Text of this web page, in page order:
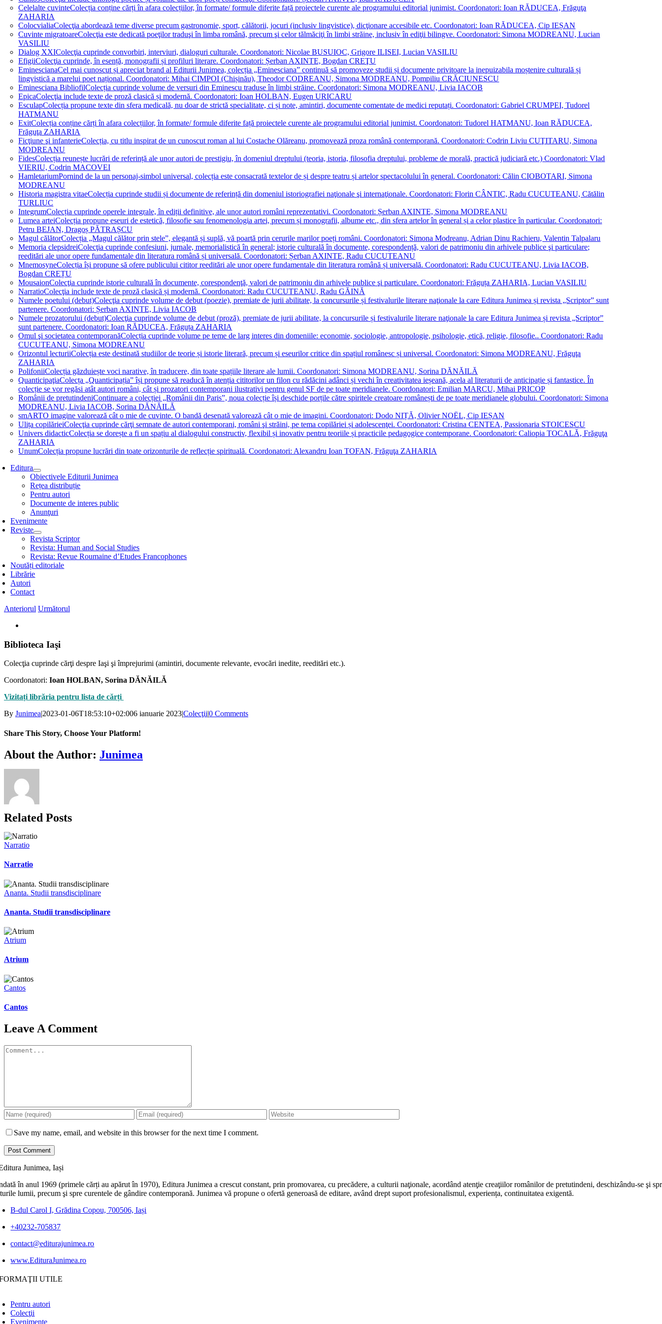
Celelalte cuvinteColecția conține cărți în afara colecțiilor, în formate/ formule diferite față proiectele curente ale programului editorial junimist. Coordonatori: Ioan RĂDUCEA, Frăguţa
ZAHARIA
ColocvialiaColecţia abordează teme diverse precum gastronomie, sport, călătorii, jocuri (inclusiv lingvistice), dicţionare accesibile etc. Coordonatori: Ioan RĂDUCEA, Cip IEȘAN
Cuvinte migratoareColecţia este dedicată poeţilor traduşi în limba română, precum şi celor tălmăciţi în limbi străine, inclusiv în ediţii bilingve. Coordonatori: Simona MODREANU, Lucian
VASILIU
Dialog XXIColecţia cuprinde convorbiri, interviuri, dialoguri culturale. Coordonatori: Nicolae BUSUIOC, Grigore ILISEI, Lucian VASILIU
EfigiiColecţia cuprinde, în esență, monografii și profiluri literare. Coordonatori: Șerban AXINTE, Bogdan CREŢU
EminescianaCel mai cunoscut și apreciat brand al Editurii Junimea, colecția „Eminesciana” continuă să promoveze studii și documente privitoare la inepuizabila moștenire culturală și
lingvistică a marelui poet național. Coordonatori: Mihai CIMPOI (Chișinău), Theodor CODREANU, Simona MODREANU, Pompiliu CRĂCIUNESCU
Eminesciana BibliofilColecția cuprinde volume de versuri din Eminescu traduse în limbi străine. Coordonatori: Simona MODREANU, Livia IACOB
EpicaColecţia include texte de proză clasică și modernă. Coordonatori: Ioan HOLBAN, Eugen URICARU
EsculapColecția propune texte din sfera medicală, nu doar de strictă specialitate, ci și note, amintiri, documente comentate de medici reputați. Coordonatori: Gabriel CRUMPEI, Tudorel
HATMANU
ExitColecția conține cărți în afara colecțiilor, în formate/ formule diferite față proiectele curente ale programului editorial junimist. Coordonatori: Tudorel HATMANU, Ioan RĂDUCEA,
Frăguţa ZAHARIA
Ficţiune şi infanterieColecția, cu titlu inspirat de un cunoscut roman al lui Costache Olăreanu, promovează proza română contemporană. Coordonatori: Codrin Liviu CUŢITARU, Simona
MODREANU
FidesColecția reunește lucrări de referință ale unor autori de prestigiu, în domeniul dreptului (teoria, istoria, filosofia dreptului, probleme de morală, practică judiciară etc.) Coordonatori: Vlad
VIERIU, Codrin MACOVEI
HamletariumPornind de la un personaj-simbol universal, colecția este consacrată textelor de și despre teatru și artelor spectacolului în general. Coordonatori: Călin CIOBOTARI, Simona
MODREANU
Historia magistra vitaeColecția cuprinde studii și documente de referință din domeniul istoriografiei naţionale şi internaţionale. Coordonatori: Florin CÂNTIC, Radu CUCUTEANU, Cătălin
TURLIUC
IntegrumColecția cuprinde operele integrale, în ediții definitive, ale unor autori români reprezentativi. Coordonatori: Șerban AXINTE, Simona MODREANU
Lumea arteiColecția propune eseuri de estetică, filosofie sau fenomenologia artei, precum și monografii, albume etc., din sfera artelor în general și a celor plastice în particular. Coordonatori:
Petru BEJAN, Dragoș PĂTRAȘCU
Magul călătorColecția „Magul călător prin stele”, elegantă și suplă, vă poartă prin cerurile marilor poeți români. Coordonatori: Simona Modreanu, Adrian Dinu Rachieru, Valentin Talpalaru
Memoria clepsidreiColecţia cuprinde confesiuni, jurnale, memorialistică în general; istorie culturală în documente, corespondență, valori de patrimoniu din arhivele publice şi particulare;
reeditări ale unor opere fundamentale din literatura română și universală. Coordonatori: Șerban AXINTE, Radu CUCUTEANU
MnemosyneColecția își propune să ofere publicului cititor reeditări ale unor opere fundamentale din literatura română și universală. Coordonatori: Radu CUCUTEANU, Livia IACOB,
Bogdan CREȚU
MousaionColecţia cuprinde istorie culturală în documente, corespondenţă, valori de patrimoniu din arhivele publice şi particulare. Coordonatori: Frăguța ZAHARIA, Lucian VASILIU
NarratioColecţia include texte de proză clasică și modernă. Coordonatori: Radu CUCUTEANU, Radu GĂINĂ
Numele poetului (debut)Colecţia cuprinde volume de debut (poezie), premiate de jurii abilitate, la concursurile și festivalurile literare naţionale la care Editura Junimea și revista „Scriptor” sunt
partenere. Coordonatori: Șerban AXINTE, Livia IACOB
Numele prozatorului (debut)Colecţia cuprinde volume de debut (proză), premiate de jurii abilitate, la concursurile și festivalurile literare naţionale la care Editura Junimea și revista „Scriptor”
sunt partenere. Coordonatori: Ioan RĂDUCEA, Frăguța ZAHARIA
Omul şi societatea contemporanăColecția cuprinde volume pe teme de larg interes din domeniile: economie, sociologie, antropologie, psihologie, etică, religie, filosofie.. Coordonatori: Radu
CUCUTEANU, Simona MODREANU
Orizontul lecturiiColecția este destinată studiilor de teorie și istorie literară, precum și eseurilor critice din spațiul românesc și universal. Coordonatori: Simona MODREANU, Frăguţa
ZAHARIA
PolifoniiColecția găzduiește voci narative, în traducere, din toate spațiile literare ale lumii. Coordonatori: Simona MODREANU, Sorina DĂNĂILĂ
QuanticipaţiaColecța „Quanticipația” își propune să readucă în atenția cititorilor un filon cu rădăcini adânci și vechi în creativitatea ieșeană, acela al literaturii de anticipație și fantastice. În
colecție se vor regăsi atât autori români, cât și prozatori contemporani ilustrativi pentru genul SF de pe toate meridianele. Coordonatori: Emilian MARCU, Mihai PRICOP
Românii de pretutindeniContinuare a colecției „Românii din Paris”, noua colecție își deschide porțile către spiritele creatoare românești de pe toate meridianele globului. Coordonatori: Simona
MODREANU, Livia IACOB, Sorina DĂNĂILĂ
smARTO imagine valorează cât o mie de cuvinte. O bandă desenată valorează cât o mie de imagini. Coordonatori: Dodo NIȚĂ, Olivier NOËL, Cip IEȘAN
Ulița copilărieiColecţia cuprinde cărţi semnate de autori contemporani, români şi străini, pe tema copilăriei și adolescenţei. Coordonatori: Cristina CENTEA, Passionaria STOICESCU
Univers didacticColecția se dorește a fi un spațiu al dialogului constructiv, flexibil și inovativ pentru teoriile și practicile pedagogice contemporane. Coordonatori: Caliopia TOCALĂ, Frăguţa
ZAHARIA
UnumColecția propune lucrări din toate orizonturile de reflecție spirituală. Coordonatori: Alexandru Ioan TOFAN, Frăguţa ZAHARIA
Editura
Obiectivele Editurii Junimea
Rețea distribuție
Pentru autori
Documente de interes public
Anunţuri
Evenimente
Reviste
Revista Scriptor
Revista: Human and Social Studies
Revista: Revue Roumaine d’Etudes Francophones
Noutăți editoriale
Librărie
Autori
Contact
Anteriorul Următorul
Image
Biblioteca Iaşi
Colecţia cuprinde cărţi despre Iaşi şi împrejurimi (amintiri, documente relevante, evocări inedite, reeditări etc.).
Coordonatori: Ioan HOLBAN, Sorina DĂNĂILĂ
Vizitați librăria pentru lista de cărți
By Junimea|2023-01-06T18:53:10+02:006 ianuarie 2023|Colecţii|0 Comments
Share This Story, Choose Your Platform!
Facebook
X
Bluesky
Reddit
LinkedIn
WhatsApp
Telegram
Tumblr
Xing
Email
Copy
Link
About the Author: Junimea
Related Posts
Narratio
Narratio
Ananta. Studii transdisciplinare
Ananta. Studii transdisciplinare
Atrium
Atrium
Cantos
Cantos
Leave A Comment
Comment
Save my name, email, and website in this browser for the next time I comment.
în anul 1969 (primele cărți au apărut în 1970), Editura Junimea a crescut constant, prin promovarea, cu precădere, a culturii naţionale, acordând atenţie creaţiilor românilor de pretutindeni, deschizându-se şi
lumii, precum şi spre curentele de gândire contemporană. Junimea vă propune o ofertă generoasă de editare, având drept suport profesionalismul, experiența, continuitatea exigentă.
B-dul Carol I, Grădina Copou, 700506, Iași
+40232-705837
contact@editurajunimea.ro
www.EdituraJunimea.ro
UTILE
Pentru autori
Colecţii
Evenimente